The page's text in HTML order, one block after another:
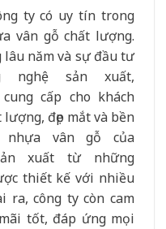
ty có uy tín trong
vân gỗ chất lượng.
năm và sự đầu tư
nghệ sản xuất,
cấp cho khách
đẹp mắt và bền
nhựa vân gỗ của
xuất từ những
thiết kế với nhiều
ra, công ty còn cam
tốt, đáp ứng mọi